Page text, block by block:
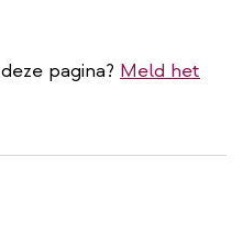
pagina? Meld het